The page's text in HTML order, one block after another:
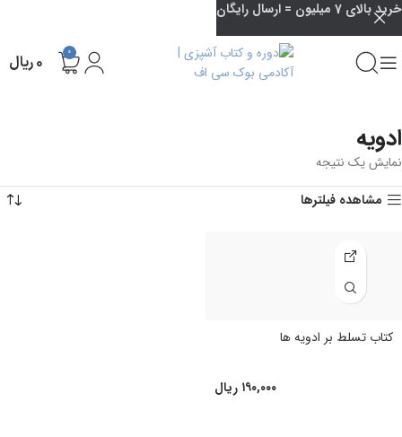
0 ۰ریال
ادویه
نمایش یک نتیجه
مشاهده فیلترها
کتاب تسلط بر ادویه‌ ها
۱۹۰,۰۰۰ ریال
خرید بالای 7 میلیون = ارسال رایگان